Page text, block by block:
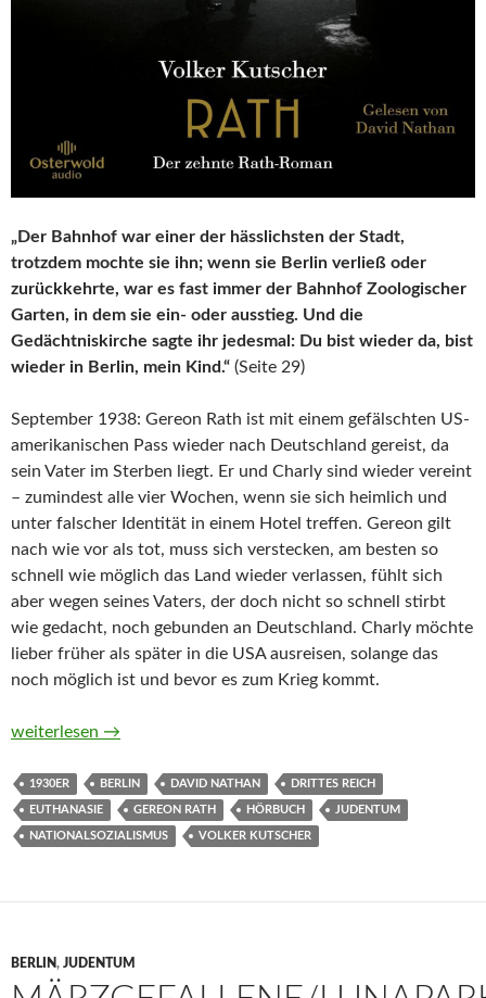
„Der Bahnhof war einer der hässlichsten der Stadt,
trotzdem mochte sie ihn; wenn sie Berlin verließ oder
zurückkehrte, war es fast immer der Bahnhof Zoologischer
Garten, in dem sie ein- oder ausstieg. Und die
Gedächtniskirche sagte ihr jedesmal: Du bist wieder da, bist
wieder in Berlin, mein Kind.“ (Seite 29)
September 1938: Gereon Rath ist mit einem gefälschten US-
amerikanischen Pass wieder nach Deutschland gereist, da
sein Vater im Sterben liegt. Er und Charly sind wieder vereint
– zumindest alle vier Wochen, wenn sie sich heimlich und
unter falscher Identität in einem Hotel treffen. Gereon gilt
nach wie vor als tot, muss sich verstecken, am besten so
schnell wie möglich das Land wieder verlassen, fühlt sich
aber wegen seines Vaters, der doch nicht so schnell stirbt
wie gedacht, noch gebunden an Deutschland. Charly möchte
lieber früher als später in die USA ausreisen, solange das
noch möglich ist und bevor es zum Krieg kommt.
Rath von Volker Kutscher (Buch und Hörbuch)
weiterlesen →
1930ER BERLIN DAVID NATHAN DRITTES REICH
EUTHANASIE GEREON RATH HÖRBUCH JUDENTUM
NATIONALSOZIALISMUS VOLKER KUTSCHER
BERLIN, JUDENTUM